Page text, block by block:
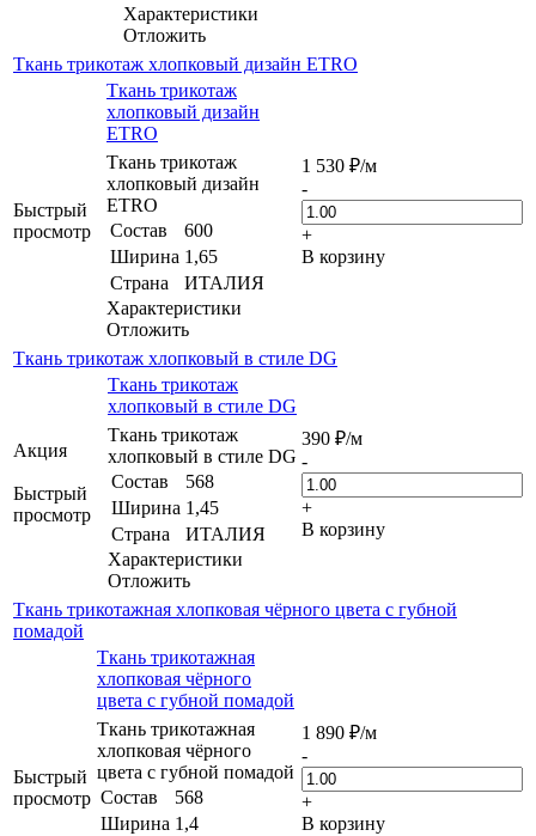
Характеристики
Отложить
Ткань трикотаж хлопковый дизайн ETRO
Быстрый
просмотр
Ткань трикотаж
хлопковый дизайн
ETRO
Ткань трикотаж
хлопковый дизайн
ETRO
Состав
600
Ширина 1,65
Страна
ИТАЛИЯ
Характеристики
Отложить
1 530 ₽/м
-
+
В корзину
Ткань трикотаж хлопковый в стиле DG
Акция
Быстрый
просмотр
Ткань трикотаж
хлопковый в стиле DG
Ткань трикотаж
хлопковый в стиле DG
Состав
568
Ширина 1,45
Страна
ИТАЛИЯ
Характеристики
Отложить
390 ₽/м
-
+
В корзину
Ткань трикотажная хлопковая чёрного цвета с губной
помадой
Быстрый
просмотр
Ткань трикотажная
хлопковая чёрного
цвета с губной помадой
Ткань трикотажная
хлопковая чёрного
цвета с губной помадой
Состав
568
Ширина 1,4
1 890 ₽/м
-
+
В корзину